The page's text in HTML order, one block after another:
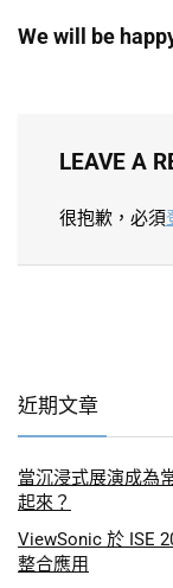
We will be
LEAVE A
很抱歉，必須
近期文章
當沉浸式展演成為
起來？
ViewSonic 於 ISE
整合應用